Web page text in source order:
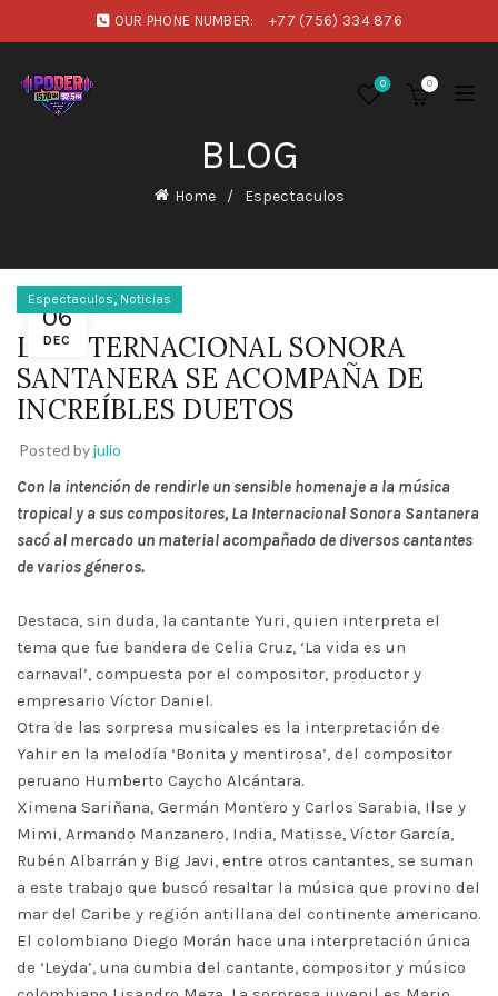
OUR PHONE NUMBER: +77 (756) 334 876
0 0
BLOG
Home Espectaculos
06
DEC
Espectaculos, Noticias
LA INTERNACIONAL SONORA
SANTANERA SE ACOMPAÑA DE
INCREÍBLES DUETOS
Posted byjulio
Con la intención de rendirle un sensible homenaje a la música
tropical y a sus compositores, La Internacional Sonora Santanera
sacó al mercado un material acompañado de diversos cantantes
de varios géneros.
Destaca, sin duda, la cantante Yuri, quien interpreta el
tema que fue bandera de Celia Cruz, ‘La vida es un
carnaval’, compuesta por el compositor, productor y
empresario Víctor Daniel.
Otra de las sorpresa musicales es la interpretación de
Yahir en la melodía ‘Bonita y mentirosa’, del compositor
peruano Humberto Caycho Alcántara.
Ximena Sariñana, Germán Montero y Carlos Sarabia, Ilse y
Mimi, Armando Manzanero, India, Matisse, Víctor García,
Rubén Albarrán y Big Javi, entre otros cantantes, se suman
a este trabajo que buscó resaltar la música que provino del
mar del Caribe y región antillana del continente americano.
El colombiano Diego Morán hace una interpretación única
de ‘Leyda’, una cumbia del cantante, compositor y músico